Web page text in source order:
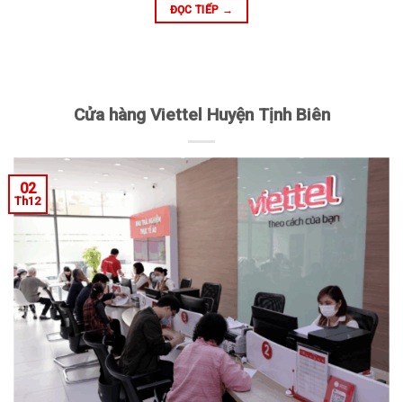
ĐỌC TIẾP →
Cửa hàng Viettel Huyện Tịnh Biên
02
Th12